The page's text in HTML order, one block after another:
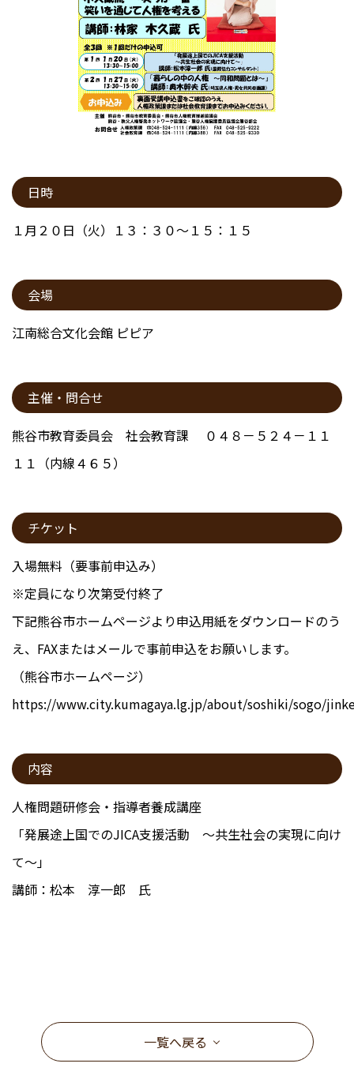
日時
１月２０日（火）１３：３０～１５：１５
会場
江南総合文化会館 ピピア
主催・問合せ
熊谷市教育委員会 社会教育課 ０４８－５２４－１１
１１（内線４６５）
チケット
入場無料（要事前申込み）
※定員になり次第受付終了
下記熊谷市ホームページより申込用紙をダウンロードのう
え、FAXまたはメールで事前申込をお願いします。
（熊谷市ホームページ）
https://www.city.kumagaya.lg.jp/about/soshiki/sogo/
内容
人権問題研修会・指導者養成講座
「発展途上国でのJICA支援活動 ～共生社会の実現に向け
て～」
講師：松本 淳一郎 氏
一覧へ戻る